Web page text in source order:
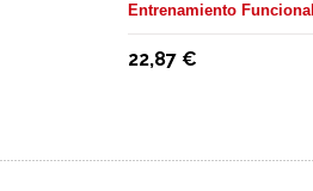
Entrenamiento Funcional
22,87 €